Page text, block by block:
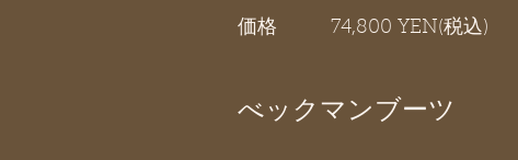
価格 74,800 YEN(税込)
べックマンブーツ